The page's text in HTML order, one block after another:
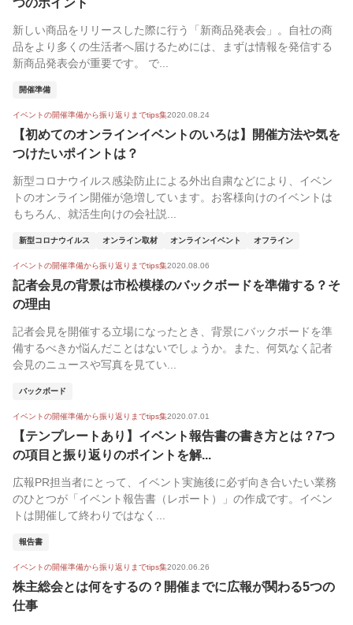
つのポイント
新しい商品をリリースした際に行う「新商品発表会」。自社の商
品をより多くの生活者へ届けるためには、まずは情報を発信する
新商品発表会が重要です。 で...
開催準備
イベントの開催準備から振り返りまでtips集2020.08.24
【初めてのオンラインイベントのいろは】開催方法や気を
つけたいポイントは？
新型コロナウイルス感染防止による外出自粛などにより、イベン
トのオンライン開催が急増しています。お客様向けのイベントは
もちろん、就活生向けの会社説...
新型コロナウイルス オンライン取材 オンラインイベント オフライン
イベントの開催準備から振り返りまでtips集2020.08.06
記者会見の背景は市松模様のバックボードを準備する？そ
の理由
記者会見を開催する立場になったとき、背景にバックボードを準
備するべきか悩んだことはないでしょうか。また、何気なく記者
会見のニュースや写真を見てい...
バックボード
イベントの開催準備から振り返りまでtips集2020.07.01
【テンプレートあり】イベント報告書の書き方とは？7つ
の項目と振り返りのポイントを解...
広報PR担当者にとって、イベント実施後に必ず向き合いたい業務
のひとつが「イベント報告書（レポート）」の作成です。イベン
トは開催して終わりではなく...
報告書
イベントの開催準備から振り返りまでtips集2020.06.26
株主総会とは何をするの？開催までに広報が関わる5つの
仕事